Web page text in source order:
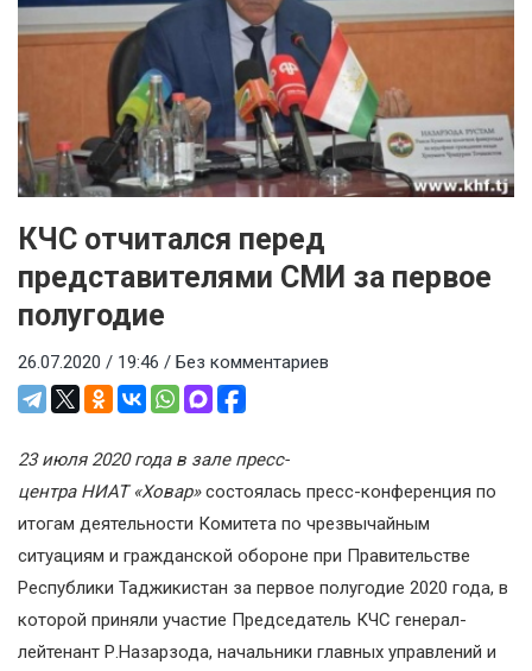
КЧС отчитался перед
представителями СМИ за первое
полугодие
26.07.2020 / 19:46 / Без комментариев
23 июля 2020 года в зале пресс-
центра НИАТ «Ховар»состоялась пресс-конференция по
итогам деятельности Комитета по чрезвычайным
ситуациям и гражданской обороне при Правительстве
Республики Таджикистан за первое полугодие 2020 года, в
которой приняли участие Председатель КЧС генерал-
лейтенант Р.Назарзода, начальники главных управлений и